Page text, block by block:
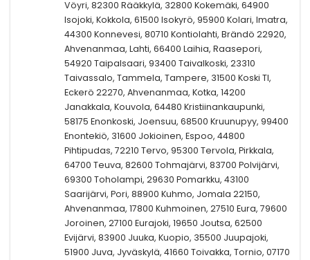
Vöyri, 82300 Rääkkylä, 32800 Kokemäki, 64900
Isojoki, Kokkola, 61500 Isokyrö, 95900 Kolari, Imatra,
44300 Konnevesi, 80710 Kontiolahti, Brändö 22920,
Ahvenanmaa, Lahti, 66400 Laihia, Raasepori,
54920 Taipalsaari, 93400 Taivalkoski, 23310
Taivassalo, Tammela, Tampere, 31500 Koski Tl,
Eckerö 22270, Ahvenanmaa, Kotka, 14200
Janakkala, Kouvola, 64480 Kristiinankaupunki,
58175 Enonkoski, Joensuu, 68500 Kruunupyy, 99400
Enontekiö, 31600 Jokioinen, Espoo, 44800
Pihtipudas, 72210 Tervo, 95300 Tervola, Pirkkala,
64700 Teuva, 82600 Tohmajärvi, 83700 Polvijärvi,
69300 Toholampi, 29630 Pomarkku, 43100
Saarijärvi, Pori, 88900 Kuhmo, Jomala 22150,
Ahvenanmaa, 17800 Kuhmoinen, 27510 Eura, 79600
Joroinen, 27100 Eurajoki, 19650 Joutsa, 62500
Evijärvi, 83900 Juuka, Kuopio, 35500 Juupajoki,
51900 Juva, Jyväskylä, 41660 Toivakka, Tornio, 07170